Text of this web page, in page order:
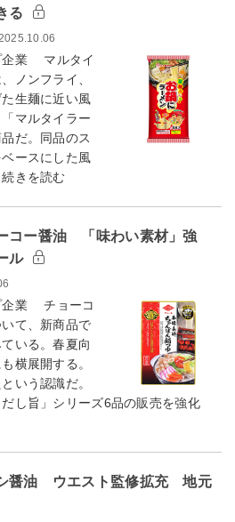
る
企業 マルタイ
ノンフライ、
生麺に近い風
マルタイラー
だ。同品のス
ースにした風
きを読む
コー醤油 「味わい素材」強
ル
企業 チョーコ
て、新商品で
いる。春夏向
横展開する。
いう認識だ。
し旨」シリーズ6品の販売を強化
醤油 ウエスト監修拡充 地元